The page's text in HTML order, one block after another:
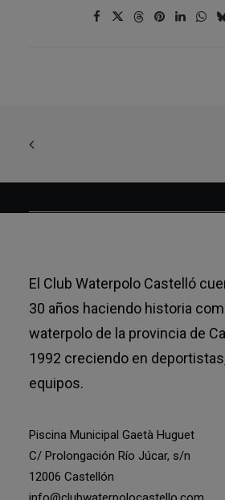
El Club Waterpolo Castelló
30 años haciendo historia
waterpolo de la provincia de
1992 creciendo en
equipos.
Piscina Municipal Gaetà Huguet
C/ Prolongación Río Júcar, s/n
12006 Castellón